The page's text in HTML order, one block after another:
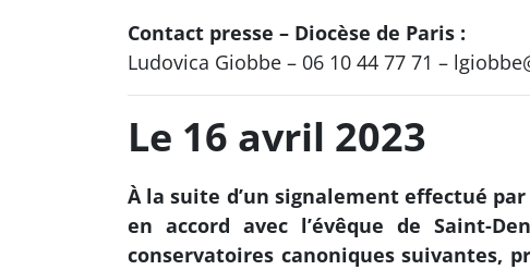
Contact presse – Diocèse de Paris :
Ludovica Giobbe – 06 10 44 77 71 –
Le 16 avril 2023
À la suite d’un signalement effectué
en accord avec l’évêque de Saint-
conservatoires canoniques suivantes,